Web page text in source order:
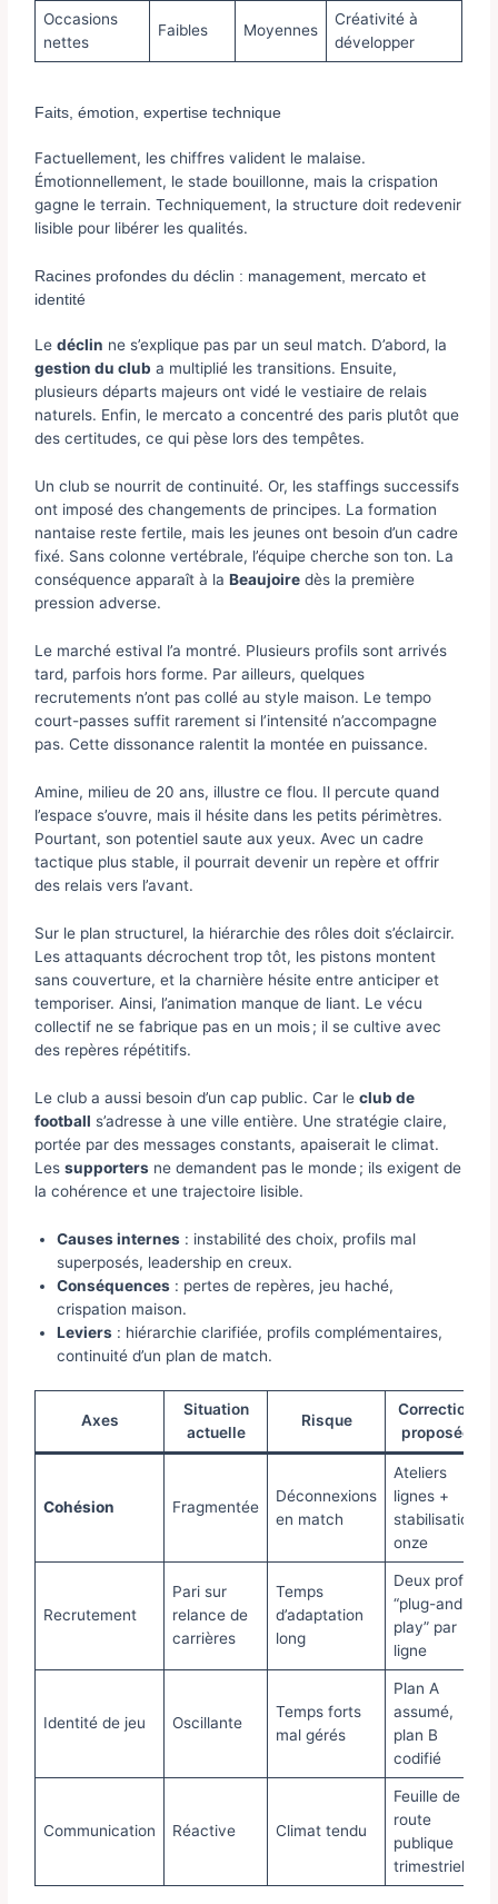
Occasions
nettes
Faibles Moyennes
Créativité à
développer
Faits, émotion, expertise technique
Factuellement, les chiffres valident le malaise.
Émotionnellement, le stade bouillonne, mais la crispation
gagne le terrain. Techniquement, la structure doit redevenir
lisible pour libérer les qualités.
Racines profondes du déclin : management, mercato et
identité
Ledéclin ne s’explique pas par un seul match. D’abord, la
gestion du club a multiplié les transitions. Ensuite,
plusieurs départs majeurs ont vidé le vestiaire de relais
naturels. Enfin, le mercato a concentré des paris plutôt que
des certitudes, ce qui pèse lors des tempêtes.
Un club se nourrit de continuité. Or, les staffings successifs
ont imposé des changements de principes. La formation
nantaise reste fertile, mais les jeunes ont besoin d’un cadre
fixé. Sans colonne vertébrale, l’équipe cherche son ton. La
conséquence apparaît à laBeaujoire dès la première
pression adverse.
Le marché estival l’a montré. Plusieurs profils sont arrivés
tard, parfois hors forme. Par ailleurs, quelques
recrutements n’ont pas collé au style maison. Le tempo
court-passes suffit rarement si l’intensité n’accompagne
pas. Cette dissonance ralentit la montée en puissance.
Amine, milieu de 20 ans, illustre ce flou. Il percute quand
l’espace s’ouvre, mais il hésite dans les petits périmètres.
Pourtant, son potentiel saute aux yeux. Avec un cadre
tactique plus stable, il pourrait devenir un repère et offrir
des relais vers l’avant.
Sur le plan structurel, la hiérarchie des rôles doit s’éclaircir.
Les attaquants décrochent trop tôt, les pistons montent
sans couverture, et la charnière hésite entre anticiper et
temporiser. Ainsi, l’animation manque de liant. Le vécu
collectif ne se fabrique pas en un mois ; il se cultive avec
des repères répétitifs.
Le club a aussi besoin d’un cap public. Car leclub de
football s’adresse à une ville entière. Une stratégie claire,
portée par des messages constants, apaiserait le climat.
Lessupporters ne demandent pas le monde ; ils exigent de
la cohérence et une trajectoire lisible.
Causes internes : instabilité des choix, profils mal
superposés, leadership en creux.
Conséquences : pertes de repères, jeu haché,
crispation maison.
Leviers : hiérarchie clarifiée, profils complémentaires,
continuité d’un plan de match.
Axes
Situation
actuelle
Risque
Correction
proposée
Cohésion Fragmentée
Déconnexions
en match
Ateliers
lignes +
stabilisation
onze
Recrutement
Pari sur
relance de
carrières
Temps
d’adaptation
long
Deux profils
“plug-and-
play” par
ligne
Identité de jeu Oscillante
Temps forts
mal gérés
Plan A
assumé,
plan B
codifié
Communication Réactive Climat tendu
Feuille de
route
publique
trimestrielle